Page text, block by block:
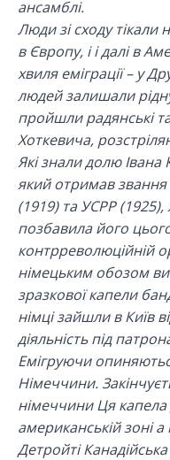
ансамблі.
Люди зі сходу тікали
в Європу, і і далі в
хвиля еміграції – у
людей залишали
пройшли радянські
Хоткевича,
Які знали долю
який отримав
(1919) та УСРР
позбавила його
контрреволюційній
німецьким обозом
зразкової капели
німці зайшли в Київ
діяльність під
Емігруючи
Німеччини.
німеччини Ця
американській зоні
Детройті